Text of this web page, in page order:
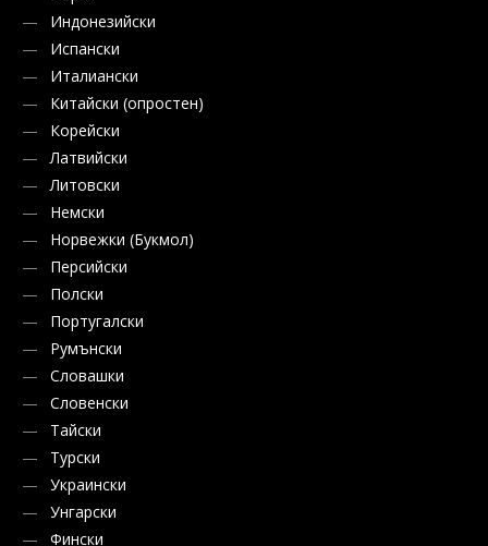
Индонезийски
Испански
Италиански
Китайски (опростен)
Корейски
Латвийски
Литовски
Немски
Норвежки (Букмол)
Персийски
Полски
Португалски
Румънски
Словашки
Словенски
Тайски
Турски
Украински
Унгарски
Фински